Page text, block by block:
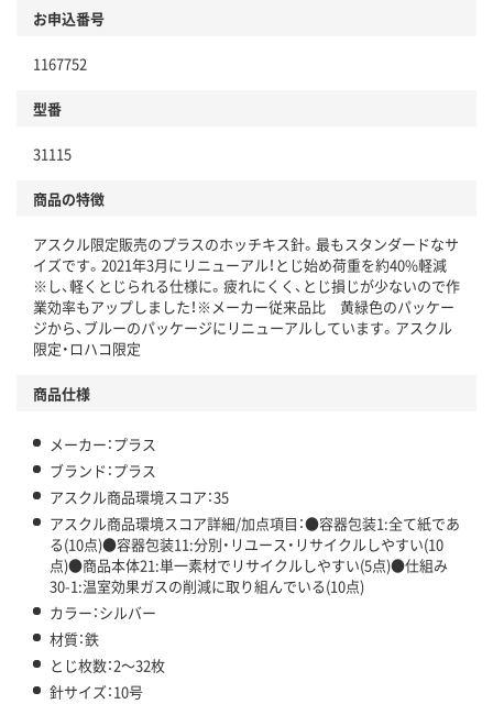
商品
本体
仕組
この商品の環境配慮ポイントです。下記商品詳細「
アスクル商品環境スコア詳細／加点項目
」で確認できます。
お申込番号
1167752
型番
31115
商品の特徴
アスクル限定販売のプラスのホッチキス針。最もスタンダードなサ
イズです。2021年3月にリニューアル！とじ始め荷重を約40%軽減
※し、軽くとじられる仕様に。疲れにくく、とじ損じが少ないので作
業効率もアップしました！※メーカー従来品比 黄緑色のパッケー
ジから、ブルーのパッケージにリニューアルしています。アスクル
限定・ロハコ限定
商品仕様
メーカー：プラス
ブランド：プラス
アスクル商品環境スコア：35
アスクル商品環境スコア詳細/加点項目：●容器包装1:全て紙であ
る(10点)●容器包装11:分別・リユース・リサイクルしやすい(10
点)●商品本体21:単一素材でリサイクルしやすい(5点)●仕組み
30-1:温室効果ガスの削減に取り組んでいる(10点)
カラー：シルバー
材質：鉄
とじ枚数：2～32枚
針サイズ：10号